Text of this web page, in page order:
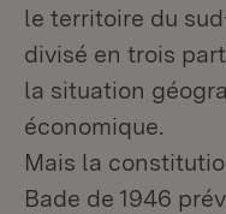
le territoire du
divisé en trois
la situation
économique.
Mais la
Bade de 1946